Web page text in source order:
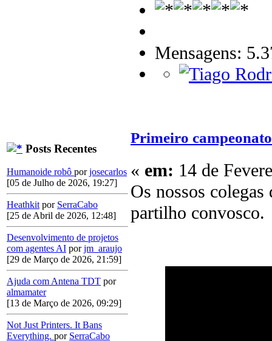
Posts Recentes
Humanoide robô porjosecarlos
[05 de Julho de 2026, 19:27]
Heathkit por SerraCabo
[25 de Abril de 2026, 12:48]
Desenvolvimento de projetos
com agentes AI porjm_araujo
[29 de Março de 2026, 21:59]
Ajuda com Antena TDT por
almamater
[13 de Março de 2026, 09:29]
Not Just Printers. It Bans
Everything. por SerraCabo
Mensagens:
Primeiro
« em: 14 de
Os nossos
partilho convosco.